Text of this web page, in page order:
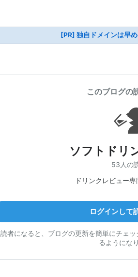
[PR] 独自ドメインは早
このブログの
ソフトドリ
53人の
ドリンクレビュー
ログインして
読者になると、ブログの更新を簡単にチェ
るようにな